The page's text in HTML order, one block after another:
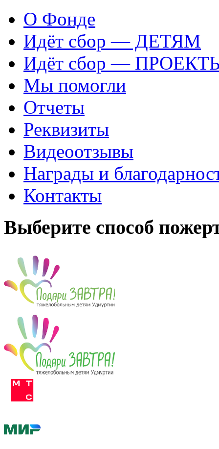
О Фонде
Идёт сбор — ДЕТЯМ
Идёт сбор —
Мы помогли
Отчеты
Реквизиты
Видеоотзывы
Награды и
Контакты
Выберите способ